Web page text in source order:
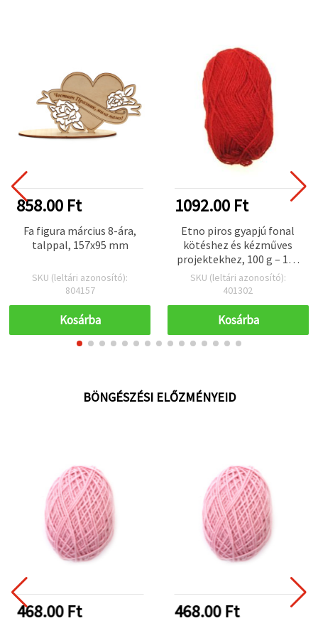
858.00 Ft
Fa figura március 8-ára,
talppal, 157x95 mm
SKU (leltári azonosító):
804157
Kosárba
1092.00 Ft
Etno piros gyapjú fonal
kötéshez és kézműves
projektekhez, 100 g – 170
m
SKU (leltári azonosító):
401302
Kosárba
BÖNGÉSZÉSI ELŐZMÉNYEID
468.00 Ft 468.00 Ft